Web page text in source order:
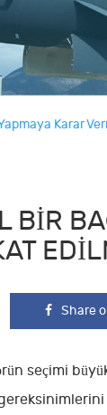
Karar
BIR
Share
seçimi